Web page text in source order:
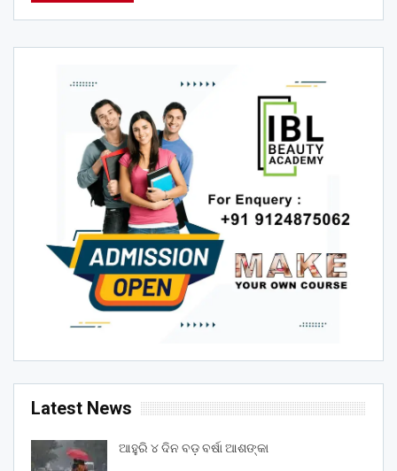
Latest News
ଆହୁରି ୪ ଦିନ ବଡ଼ ବର୍ଷା ଆଶଙ୍କା